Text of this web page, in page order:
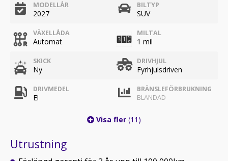
MODELLÅR
2027
BILTYP
SUV
VÄXELLÅDA
Automat
MILTAL
1 mil
SKICK
Ny
DRIVHJUL
Fyrhjulsdriven
DRIVMEDEL
El
BRÄNSLEFÖRBRUKNING
BLANDAD
Visa fler (11)
Utrustning